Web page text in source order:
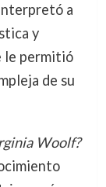
a
y
le permitió
de su
Woolf?